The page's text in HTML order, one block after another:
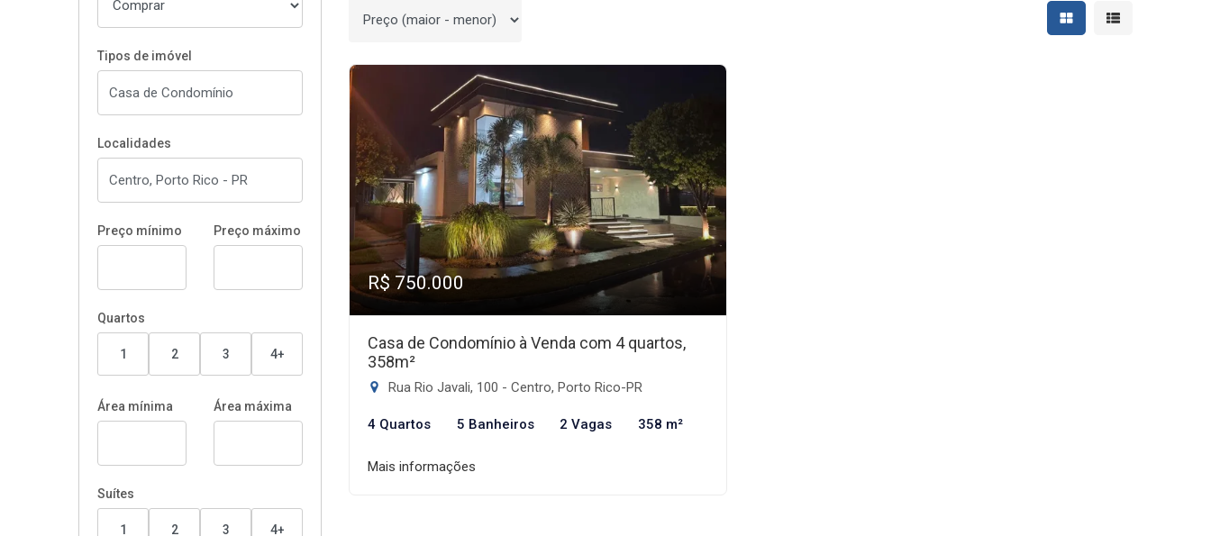
Tipos de imóvel
Localidades
Preço mínimo Preço máximo
Quartos
1 2 3 4+
Área mínima Área máxima
Suítes
1 2 3 4+
Ordenar por Mostrar resultados em
Mostrar
R$ 750.000
Casa de Condomínio à Venda com 4 quartos,
358m²
Rua Rio Javali, 100 - Centro, Porto Rico-PR
4 Quartos 5 Banheiros 2 Vagas 358 m²
Mais informações